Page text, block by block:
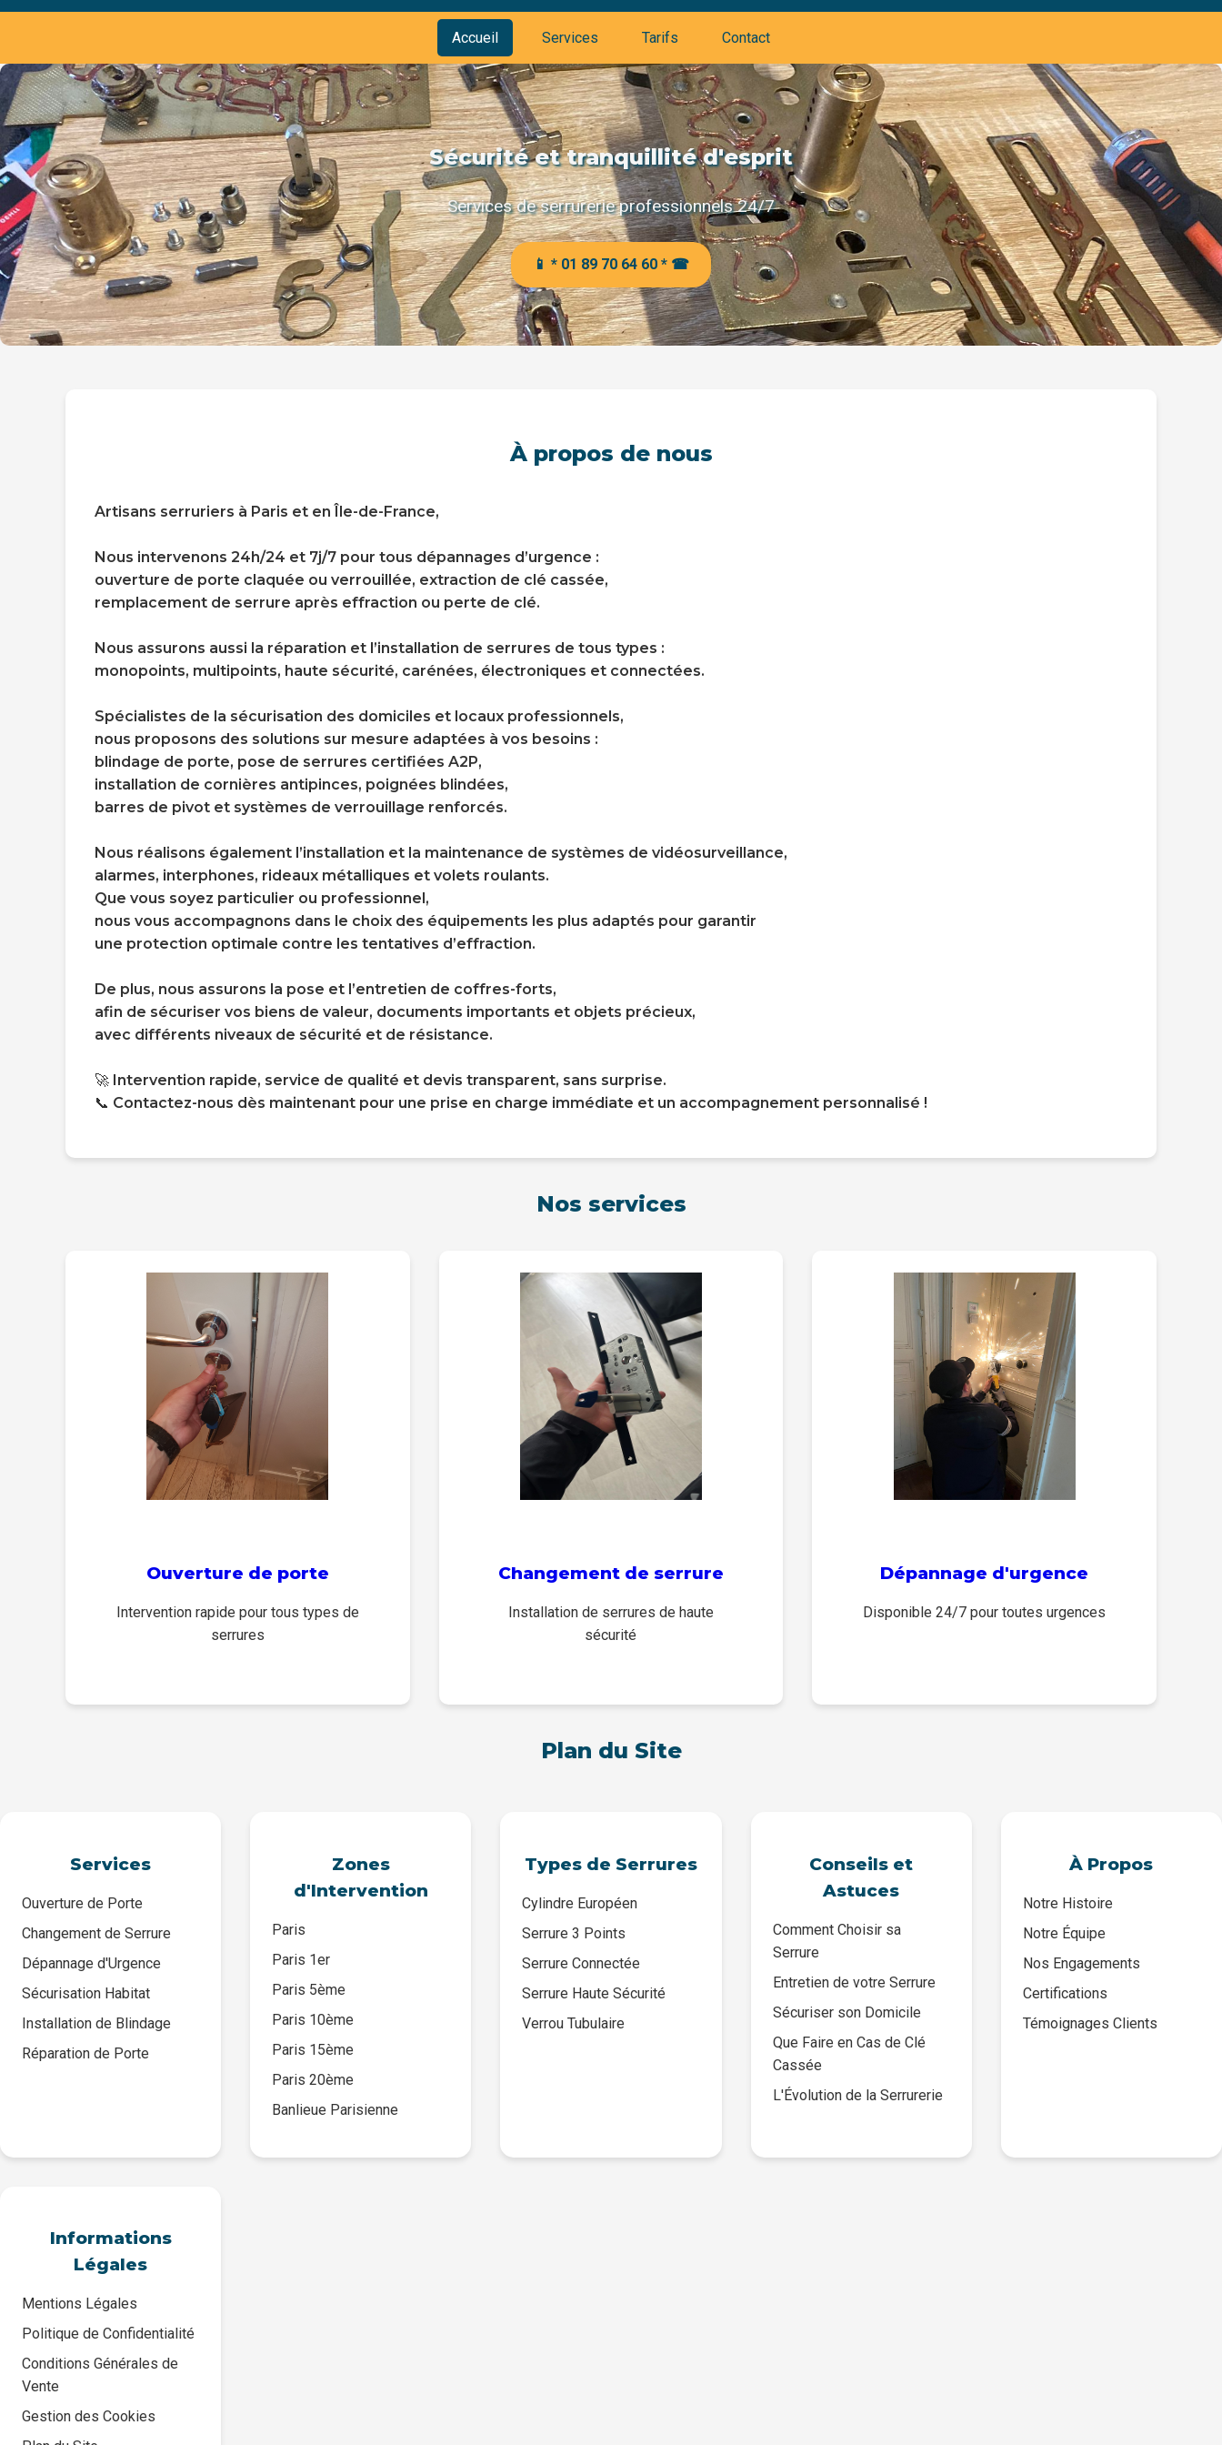
Accueil Services Tarifs Contact
Sécurité et tranquillité d'esprit
Services de serrurerie professionnels 24/7
📱 * 01 89 70 64 60 * ☎
À propos de nous
Artisans serruriers à Paris et en Île-de-France,
Nous intervenons 24h/24 et 7j/7 pour tous dépannages d’urgence :
ouverture de porte claquée ou verrouillée, extraction de clé cassée,
remplacement de serrure après effraction ou perte de clé.
Nous assurons aussi la réparation et l’installation de serrures de tous types :
monopoints, multipoints, haute sécurité, carénées, électroniques et connectées.
Spécialistes de la sécurisation des domiciles et locaux professionnels,
nous proposons des solutions sur mesure adaptées à vos besoins :
blindage de porte, pose de serrures certifiées A2P,
installation de cornières antipinces, poignées blindées,
barres de pivot et systèmes de verrouillage renforcés.
Nous réalisons également l’installation et la maintenance de systèmes de vidéosurveillance,
alarmes, interphones, rideaux métalliques et volets roulants.
Que vous soyez particulier ou professionnel,
nous vous accompagnons dans le choix des équipements les plus adaptés pour garantir
une protection optimale contre les tentatives d’effraction.
De plus, nous assurons la pose et l’entretien de coffres-forts,
afin de sécuriser vos biens de valeur, documents importants et objets précieux,
avec différents niveaux de sécurité et de résistance.
🚀 Intervention rapide, service de qualité et devis transparent, sans surprise.
📞 Contactez-nous dès maintenant pour une prise en charge immédiate et un accompagnement personnalisé !
Nos services
Ouverture de porte
Intervention rapide pour tous types de
serrures
Changement de serrure
Installation de serrures de haute
sécurité
Dépannage d'urgence
Disponible 24/7 pour toutes urgences
Plan du Site
Services
Ouverture de Porte
Changement de Serrure
Dépannage d'Urgence
Sécurisation Habitat
Installation de Blindage
Réparation de Porte
Zones
d'Intervention
Paris
Paris 1er
Paris 5ème
Paris 10ème
Paris 15ème
Paris 20ème
Banlieue Parisienne
Types de Serrures
Cylindre Européen
Serrure 3 Points
Serrure Connectée
Serrure Haute Sécurité
Verrou Tubulaire
Conseils et
Astuces
Comment Choisir sa
Serrure
Entretien de votre Serrure
Sécuriser son Domicile
Que Faire en Cas de Clé
Cassée
L'Évolution de la Serrurerie
À Propos
Notre Histoire
Notre Équipe
Nos Engagements
Certifications
Témoignages Clients
Informations
Légales
Mentions Légales
Politique de Confidentialité
Conditions Générales de
Vente
Gestion des Cookies